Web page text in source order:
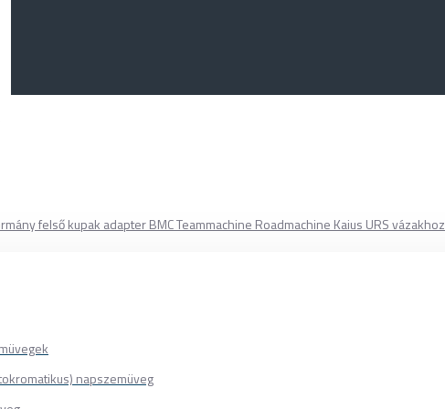
napszemüveg
felső kupak adapter BMC Teammachine Roadmachine Kaius URS vázakhoz